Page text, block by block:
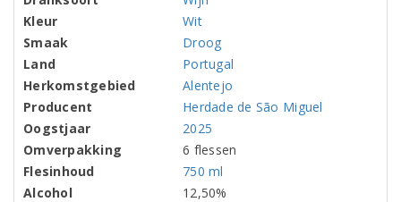
Kleur
Wit
Smaak
Droog
Land
Portugal
Herkomstgebied
Alentejo
Producent
Herdade de São Miguel
Oogstjaar
2025
Omverpakking
6 flessen
Flesinhoud
750 ml
Alcohol
12,50%